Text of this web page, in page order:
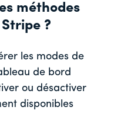
méthodes
?
les modes de
de bord
ou désactiver
disponibles